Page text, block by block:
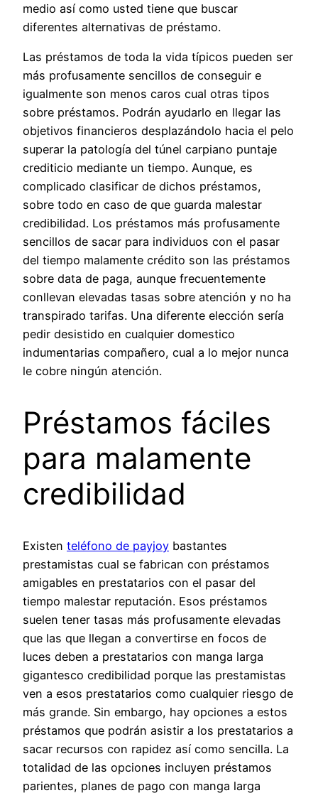
medio así­ como usted tiene que buscar
diferentes alternativas de préstamo.
Las préstamos de toda la vida tí­picos pueden ser
más profusamente sencillos de conseguir e
igualmente son menos caros cual otras tipos
sobre préstamos. Podrán ayudarlo en llegar las
objetivos financieros desplazándolo hacia el pelo
superar la patologí­a del túnel carpiano puntaje
crediticio mediante un tiempo. Aunque, es
complicado clasificar de dichos préstamos,
sobre todo en caso de que guarda malestar
credibilidad. Los préstamos más profusamente
sencillos de sacar para individuos con el pasar
del tiempo malamente crédito son las préstamos
sobre data de paga, aunque frecuentemente
conllevan elevadas tasas sobre atención y no ha
transpirado tarifas. Una diferente elección serí­a
pedir desistido en cualquier domestico
indumentarias compañero, cual a lo mejor nunca
le cobre ningún atención.
Préstamos fáciles
para malamente
credibilidad
Existen teléfono de payjoy bastantes
prestamistas cual se fabrican con préstamos
amigables en prestatarios con el pasar del
tiempo malestar reputación. Esos préstamos
suelen tener tasas más profusamente elevadas
que las que llegan a convertirse en focos de
luces deben a prestatarios con manga larga
gigantesco credibilidad porque las prestamistas
ven a esos prestatarios como cualquier riesgo de
más grande. Sin embargo, hay opciones a estos
préstamos que podrán asistir a los prestatarios a
sacar recursos con rapidez así­ como sencilla. La
totalidad de las opciones incluyen préstamos
parientes, planes de pago con manga larga